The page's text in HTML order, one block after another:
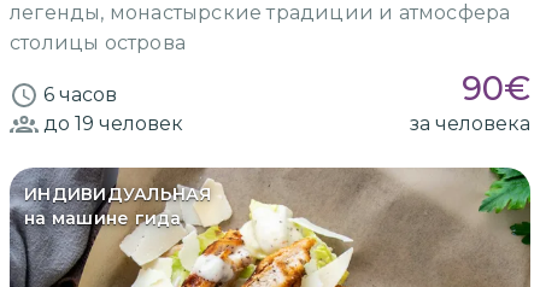
легенды, монастырские традиции и атмосфера
столицы острова
6 часов 90€
до 19 человек за человека
ИНДИВИДУАЛЬНАЯ
на машине гида